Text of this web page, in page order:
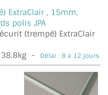
ExtraClair , 15mm,
polis JPA
(trempé) ExtraClair
38.8kg - Délai : 8 a 12 jours *